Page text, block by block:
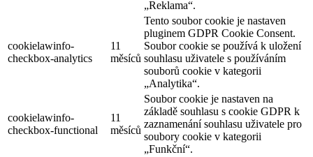
„Reklama“.
cookielawinfo-
checkbox-analytics
11
měsíců
Tento soubor cookie je nastaven
pluginem GDPR Cookie Consent.
Soubor cookie se používá k uložení
souhlasu uživatele s používáním
souborů cookie v kategorii
„Analytika“.
cookielawinfo-
checkbox-functional
11
měsíců
Soubor cookie je nastaven na
základě souhlasu s cookie GDPR k
zaznamenání souhlasu uživatele pro
soubory cookie v kategorii
„Funkční“.